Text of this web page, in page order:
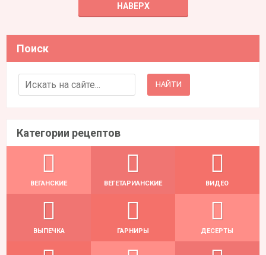
НАВЕРХ
Поиск
Search for:
Категории рецептов
ВЕГАНСКИЕ ВЕГЕТАРИАНСКИЕ ВИДЕО
ВЫПЕЧКА ГАРНИРЫ ДЕСЕРТЫ